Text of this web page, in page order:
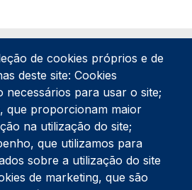
390 100
de cookies próprios e de
deste site: Cookies
necessários para usar o site;
que proporcionam maior
na utilização do site;
que utilizamos para
sobre a utilização do site
de marketing, que são